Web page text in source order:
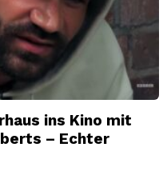
ins Kino mit
– Echter